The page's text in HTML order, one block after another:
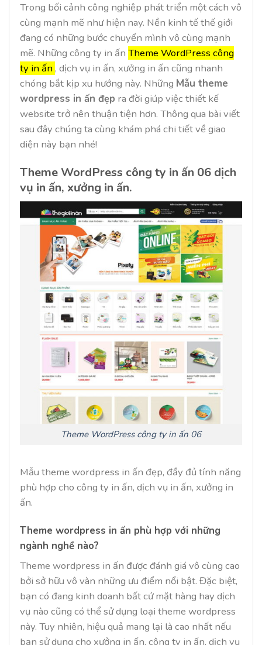
Trong bối cảnh công nghiệp phát triển một cách vô
cùng mạnh mẽ như hiện nay. Nền kinh tế thế giới
đang có những bước chuyển mình vô cùng mạnh
mẽ. Những công ty in ấn Theme WordPress công
ty in ấn , dịch vụ in ấn, xưởng in ấn cũng nhanh
chóng bắt kịp xu hướng này. Những Mẫu theme
wordpress in ấn đẹp ra đời giúp việc thiết kế
website trở nên thuận tiện hơn. Thông qua bài viết
sau đây chúng ta cùng khám phá chi tiết về giao
diện này bạn nhé!
Theme WordPress công ty in ấn 06 dịch
vụ in ấn, xưởng in ấn.
Theme WordPress công ty in ấn 06
Mẫu theme wordpress in ấn đẹp, đầy đủ tính năng
phù hợp cho công ty in ấn, dịch vụ in ấn, xưởng in
ấn.
Theme wordpress in ấn phù hợp với những
ngành nghề nào?
Theme wordpress in ấn được đánh giá vô cùng cao
bởi sở hữu vô vàn những ưu điểm nổi bật. Đặc biệt,
bạn có đang kinh doanh bất cứ mặt hàng hay dịch
vụ nào cũng có thể sử dụng loại theme wordpress
này. Tuy nhiên, hiệu quả mang lại là cao nhất nếu
bạn sử dụng cho xưởng in ấn, công ty in ấn, dịch vụ